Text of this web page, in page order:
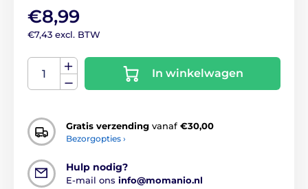
€8,99
€7,43 excl. BTW
In winkelwagen
Gratis verzending vanaf €30,00
Bezorgopties ›
Hulp nodig?
E-mail ons info@momanio.nl